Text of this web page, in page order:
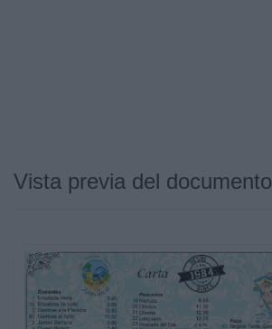
Vista previa del documento